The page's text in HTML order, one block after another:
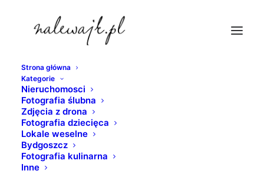
Strona główna
Kategorie
Nieruchomosci
Fotografia ślubna
Zdjęcia z drona
Fotografia dziecięca
Lokale weselne
Bydgoszcz
Fotografia kulinarna
Inne
fotografie-bydgoszcz-noca
Strona Główna
Bydgoszcz | Wenecja północy | Fotografie Bydgoszczy w
odcieniach czerni i bieli